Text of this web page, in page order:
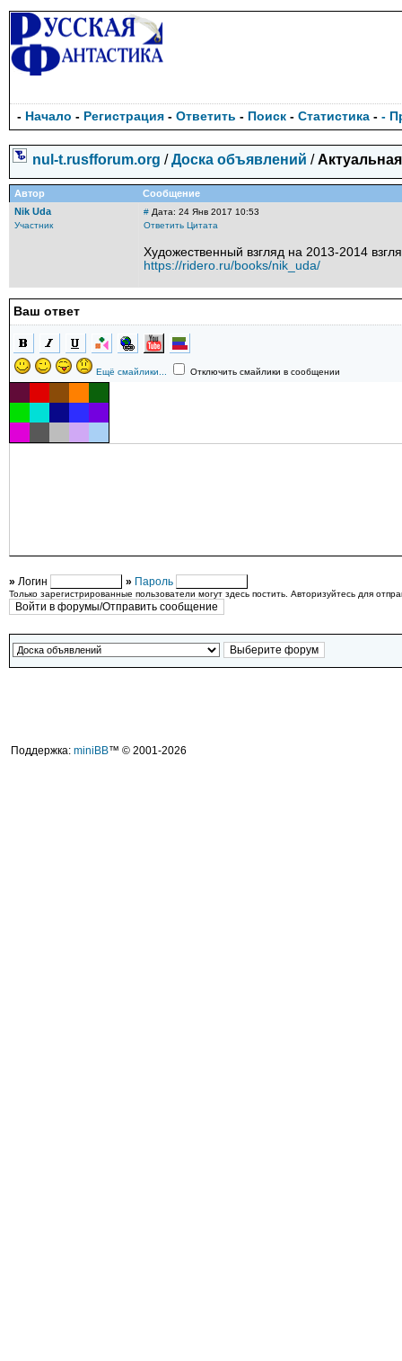
- Начало - Регистрация - Ответить - Поиск - Статистика - -
nul-t.rusfforum.org /Доска объявлений /
Автор
Сообщение
Nik Uda
Участник
# Дата: 24 Янв 2017 10:53
Ответить Цитата
Художественный взгляд на 2013-2014
https://ridero.ru/books/nik_uda/
Ваш ответ
Ещё смайлики... Отключить смайлики в сообщении
» Логин » Пароль
Только зарегистрированные пользователи могут здесь постить. Авторизуйтесь для
Поддержка: miniBB™ © 2001-2026